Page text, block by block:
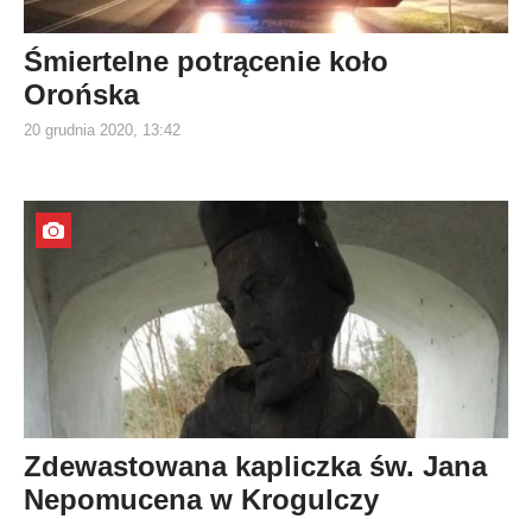
Śmiertelne potrącenie koło
Orońska
20 grudnia 2020, 13:42
Zdewastowana kapliczka św. Jana
Nepomucena w Krogulczy